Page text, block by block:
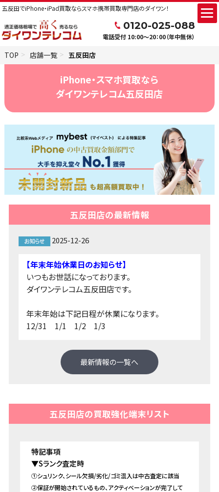
五反田でiPhone・iPad買取ならスマホ携帯買取専門店のダイワン！
0120-025-088
電話受付 10:00～20：00（年中無休）
TOP 店舗一覧 五反田店
iPhone・スマホ買取なら
ダイワンテレコム五反田店
五反田店の最新情報
2025-12-26
【年末年始休業日のお知らせ】
いつもお世話になっております。
ダイワンテレコム五反田店です。
年末年始は下記日程が休業になります。
12/31 1/1 1/2 1/3
最新情報の一覧へ
五反田店の買取強化端末リスト
▼Sランク査定時
①シュリンク、シール欠損/劣化/ゴミ混入は中古査定に該当
②保証が開始されているもの、アクティベーションが完了して